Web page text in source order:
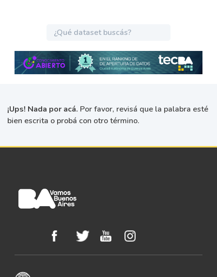
¡Ups! Nada por acá. Por favor, revisá que la palabra esté
bien escrita o probá con otro término.